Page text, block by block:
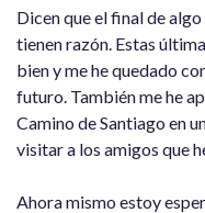
Dicen que el final de
tienen razón. Estas
bien y me he quedado
futuro. También me he
Camino de Santiago en
visitar a los amigos que
Ahora mismo estoy